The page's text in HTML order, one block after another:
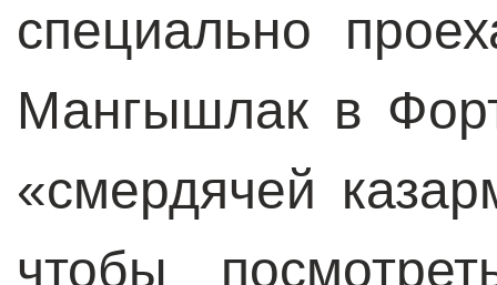
специально
Мангышлак в
«смердячей
чтобы